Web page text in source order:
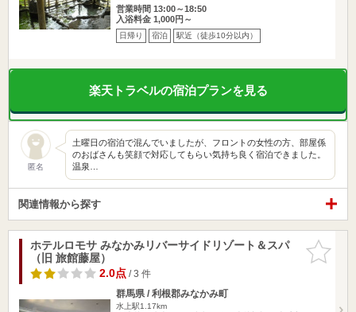
営業時間 13:00～18:50
入浴料金 1,000円～
日帰り 宿泊 駅近（徒歩10分以内）
楽天トラベルの宿泊プランを見る
匿名
土曜日の宿泊で混んでいましたが、フロントの女性の方、部屋係
のおばさんも笑顔で対応してもらい気持ち良く宿泊できました。
温泉…
関連情報から探す
お気に入
りに追加
ホテルロモサ みなかみリバーサイドリゾート＆スパ
（旧 旅館藤屋）
2.0点/ 3 件
群馬県 / 利根郡みなかみ町
水上駅1.17km